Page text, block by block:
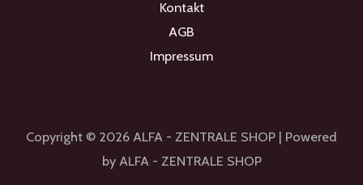
Kontakt
AGB
Impressum
Copyright © 2026 ALFA - ZENTRALE SHOP | Powered
by ALFA - ZENTRALE SHOP